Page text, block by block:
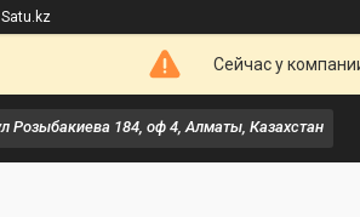
Сейчас у
Розыбакиева 184, оф 4, Алматы, Казахстан